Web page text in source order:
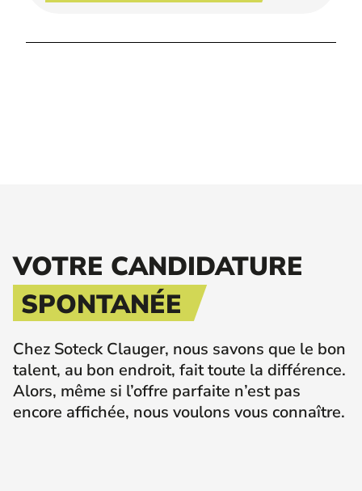
VOTRE CANDIDATURE
SPONTANÉE
Chez Soteck Clauger, nous savons que le bon
talent, au bon endroit, fait toute la différence.
Alors, même si l’offre parfaite n’est pas
encore affichée, nous voulons vous connaître.